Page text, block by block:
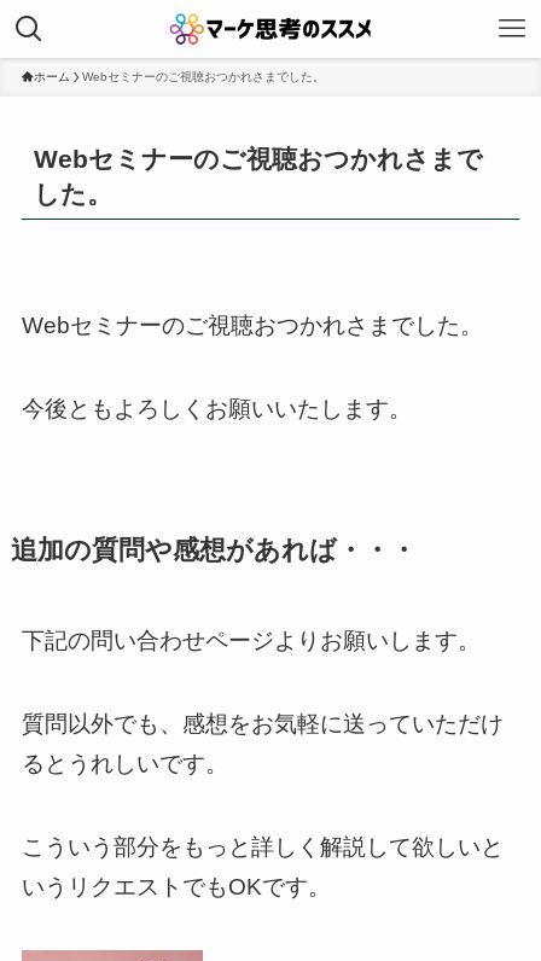
ホーム Webセミナーのご視聴おつかれさまでした。
Webセミナーのご視聴おつかれさまで
した。
Webセミナーのご視聴おつかれさまでした。
今後ともよろしくお願いいたします。
追加の質問や感想があれば・・・
下記の問い合わせページよりお願いします。
質問以外でも、感想をお気軽に送っていただけ
るとうれしいです。
こういう部分をもっと詳しく解説して欲しいと
いうリクエストでもOKです。